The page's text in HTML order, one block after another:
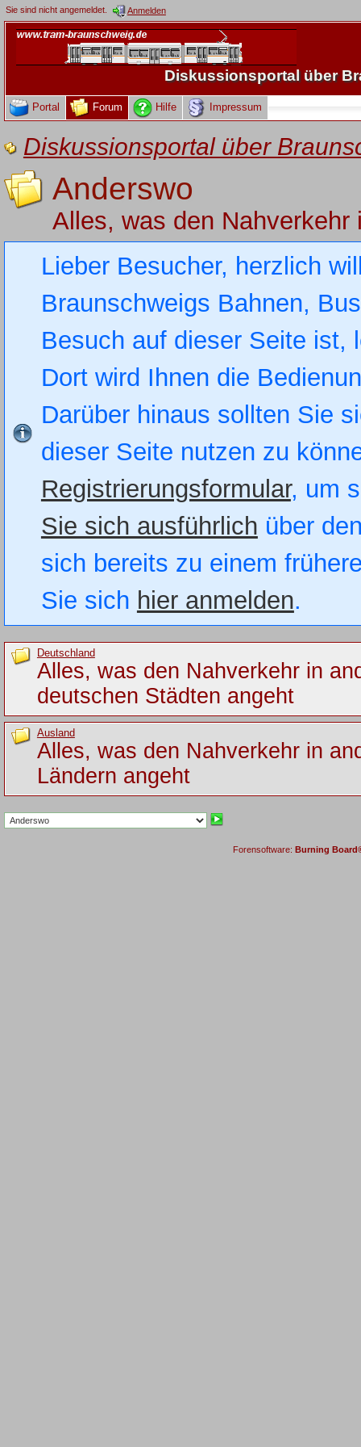
Sie sind nicht angemeldet. Anmelden
Diskussionsportal über
Portal Forum Hilfe Impressum
Diskussionsportal über
Anderswo
Alles, was den
Lieber Besucher, herzlich
Braunschweigs Bahnen,
Besuch auf dieser Seite
Dort wird Ihnen die
Darüber hinaus sollten Sie
dieser Seite nutzen zu
Registrierungsformular, um
Sie sich ausführlich über
sich bereits zu einem
Sie sich hier anmelden.
Deutschland
Alles, was den Nahverkehr in
deutschen Städten angeht
Ausland
Alles, was den Nahverkehr in
Ländern angeht
Forensoftware: Burning